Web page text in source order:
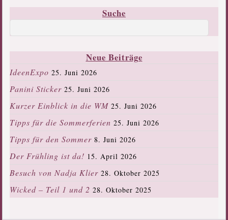
Suche
Neue Beiträge
IdeenExpo 25. Juni 2026
Panini Sticker 25. Juni 2026
Kurzer Einblick in die WM 25. Juni 2026
Tipps für die Sommerferien 25. Juni 2026
Tipps für den Sommer 8. Juni 2026
Der Frühling ist da! 15. April 2026
Besuch von Nadja Klier 28. Oktober 2025
Wicked – Teil 1 und 2 28. Oktober 2025